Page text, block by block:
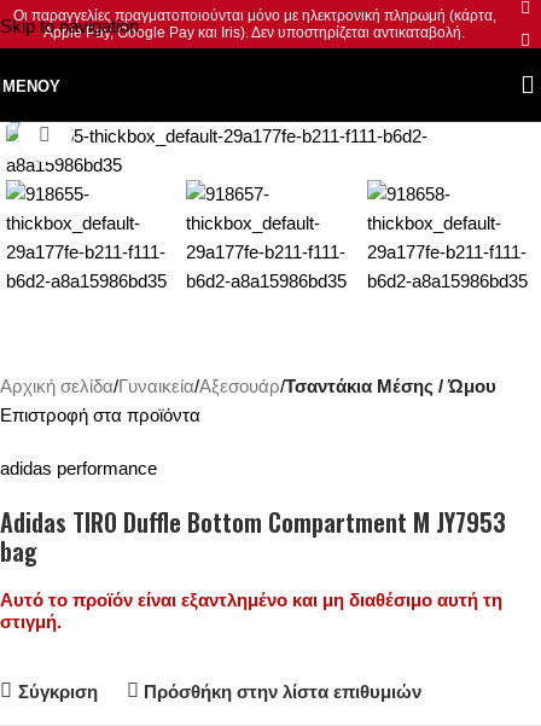
Skip to navigation
Skip to main content
Οι παραγγελίες πραγματοποιούνται μόνο με ηλεκτρονική πληρωμή (κάρτα,
Apple Pay, Google Pay και Iris). Δεν υποστηρίζεται αντικαταβολή.
ΜΕΝΟΎ
Κλικ για μεγέθυνση
Αρχική σελίδα Γυναικεία Αξεσουάρ Τσαντάκια Μέσης / Ώμου
Επιστροφή στα προϊόντα
adidas performance
Adidas TIRO Duffle Bottom Compartment M JY7953
bag
Αυτό το προϊόν είναι εξαντλημένο και μη διαθέσιμο αυτή τη
στιγμή.
Σύγκριση Πρόσθήκη στην λίστα επιθυμιών